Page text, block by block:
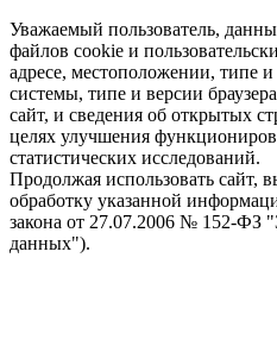
Уважаемый пользователь,
файлов cookie и
адресе, местоположении, типе
системы, типе и версии
сайт, и сведения об открытых
целях улучшения
статистических исследований.
Продолжая использовать сайт,
обработку указанной
закона от 27.07.2006 № 152-ФЗ
данных").